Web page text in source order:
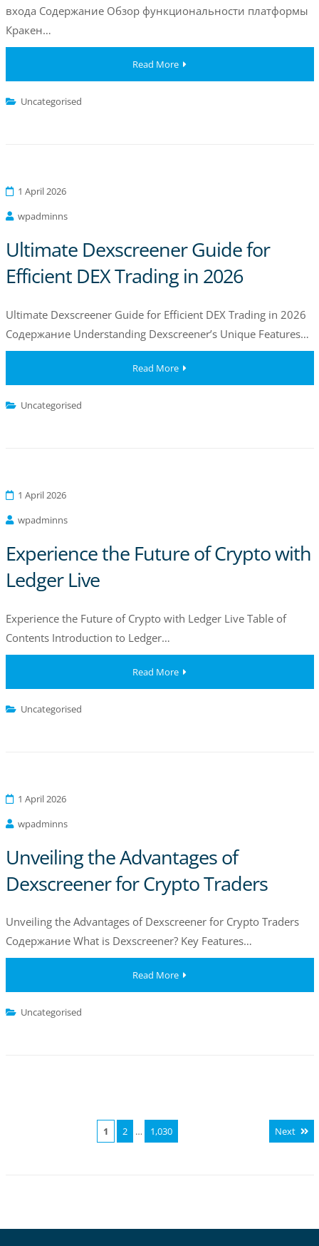
входа Содержание Обзор функциональности платформы
Кракен…
Read More
Uncategorised
1 April 2026
wpadminns
Ultimate Dexscreener Guide for
Efficient DEX Trading in 2026
Ultimate Dexscreener Guide for Efficient DEX Trading in 2026
Содержание Understanding Dexscreener’s Unique Features…
Read More
Uncategorised
1 April 2026
wpadminns
Experience the Future of Crypto with
Ledger Live
Experience the Future of Crypto with Ledger Live Table of
Contents Introduction to Ledger…
Read More
Uncategorised
1 April 2026
wpadminns
Unveiling the Advantages of
Dexscreener for Crypto Traders
Unveiling the Advantages of Dexscreener for Crypto Traders
Содержание What is Dexscreener? Key Features…
Read More
Uncategorised
1 2 … 1,030 Next